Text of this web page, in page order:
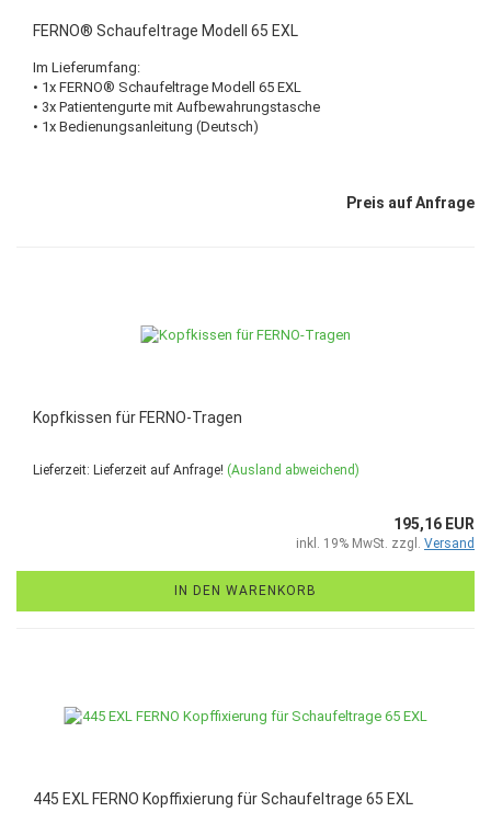
FERNO® Schaufeltrage Modell 65 EXL
Im Lieferumfang:
• 1x FERNO® Schaufeltrage Modell 65 EXL
• 3x Patientengurte mit Aufbewahrungstasche
• 1x Bedienungsanleitung (Deutsch)
Preis auf Anfrage
Kopfkissen für FERNO-Tragen
Lieferzeit: Lieferzeit auf Anfrage! (Ausland abweichend)
195,16 EUR
inkl. 19% MwSt. zzgl. Versand
IN DEN WARENKORB
445 EXL FERNO Kopffixierung für Schaufeltrage 65 EXL